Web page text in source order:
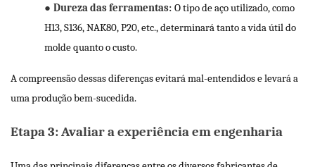
● Dureza das ferramentas: O tipo de aço utilizado, como
H13, S136, NAK80, P20, etc., determinará tanto a vida útil do
molde quanto o custo.
A compreensão dessas diferenças evitará mal-entendidos e levará a
uma produção bem-sucedida.
Etapa 3: Avaliar a experiência em engenharia